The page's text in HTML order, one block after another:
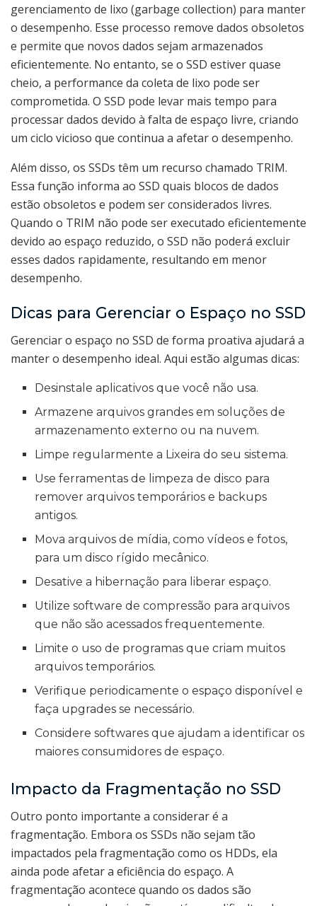
gerenciamento de lixo (garbage collection) para manter
o desempenho. Esse processo remove dados obsoletos
e permite que novos dados sejam armazenados
eficientemente. No entanto, se o SSD estiver quase
cheio, a performance da coleta de lixo pode ser
comprometida. O SSD pode levar mais tempo para
processar dados devido à falta de espaço livre, criando
um ciclo vicioso que continua a afetar o desempenho.
Além disso, os SSDs têm um recurso chamado TRIM.
Essa função informa ao SSD quais blocos de dados
estão obsoletos e podem ser considerados livres.
Quando o TRIM não pode ser executado eficientemente
devido ao espaço reduzido, o SSD não poderá excluir
esses dados rapidamente, resultando em menor
desempenho.
Dicas para Gerenciar o Espaço no SSD
Gerenciar o espaço no SSD de forma proativa ajudará a
manter o desempenho ideal. Aqui estão algumas dicas:
Desinstale aplicativos que você não usa.
Armazene arquivos grandes em soluções de
armazenamento externo ou na nuvem.
Limpe regularmente a Lixeira do seu sistema.
Use ferramentas de limpeza de disco para
remover arquivos temporários e backups
antigos.
Mova arquivos de mídia, como vídeos e fotos,
para um disco rígido mecânico.
Desative a hibernação para liberar espaço.
Utilize software de compressão para arquivos
que não são acessados frequentemente.
Limite o uso de programas que criam muitos
arquivos temporários.
Verifique periodicamente o espaço disponível e
faça upgrades se necessário.
Considere softwares que ajudam a identificar os
maiores consumidores de espaço.
Impacto da Fragmentação no SSD
Outro ponto importante a considerar é a
fragmentação. Embora os SSDs não sejam tão
impactados pela fragmentação como os HDDs, ela
ainda pode afetar a eficiência do espaço. A
fragmentação acontece quando os dados são